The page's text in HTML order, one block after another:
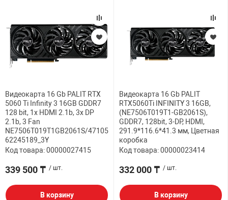
Видеокарта 16 Gb PALIT RTX
5060 Ti Infinity 3 16GB GDDR7
128 bit, 1x HDMI 2.1b, 3x DP
2.1b, 3 Fan
NE7506T019T1GB2061S/47105
62245189_3Y
Код товара: 00000027415
339 500 ₸ / шт.
В корзину
Видеокарта 16 Gb PALIT
RTX5060Ti INFINITY 3 16GB,
(NE7506T019T1-GB2061S),
GDDR7, 128bit, 3-DP, HDMI,
291.9*116.6*41.3 мм, Цветная
коробка
Код товара: 00000023414
332 000 ₸ / шт.
В корзину